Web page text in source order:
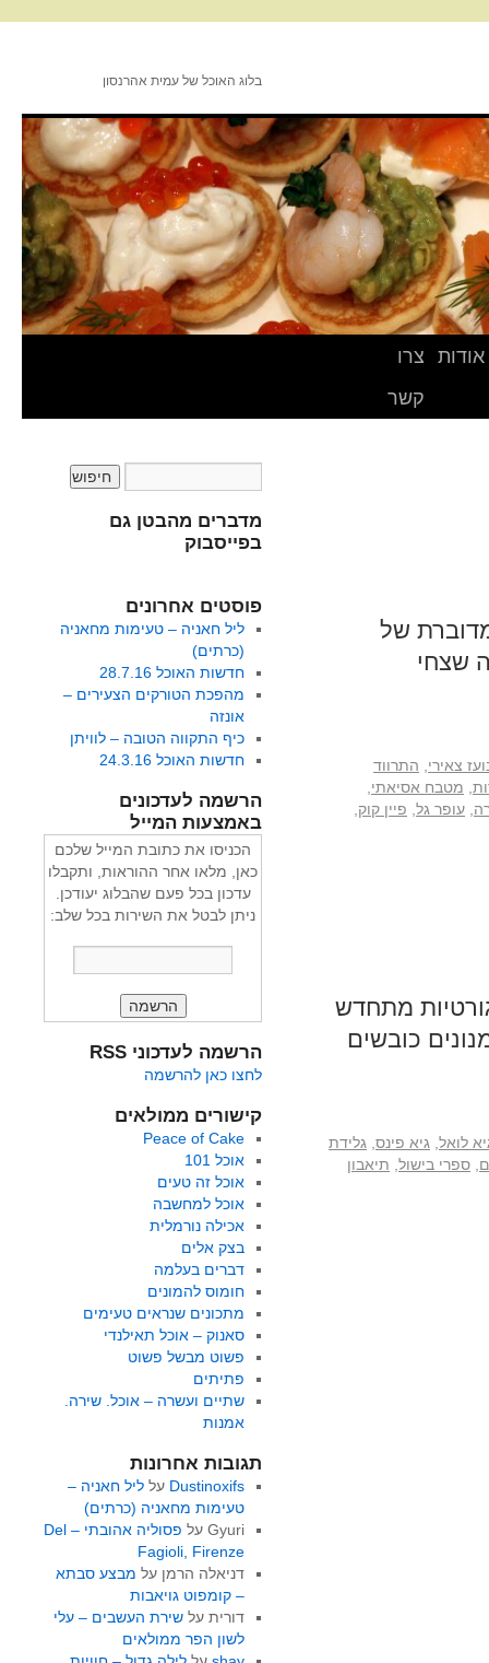
בלוג האוכל של עמית אהרנסון
אודות
צרו
קשר
של
שצחי
צאירי
התרווד
מטבח אסיאתי
עופר גל פיין קוק
מתחדש
כובשים
לואל גיא פינס גלידת
ספרי בישול תיאבון
מדברים מהבטן גם
בפייסבוק
פוסטים אחרונים
ליל חאניה – טעימות מחאניה
(כרתים)
חדשות האוכל 28.7.16
מהפכת הטורקים הצעירים –
אונזה
כיף התקווה הטובה – לוויתן
חדשות האוכל 24.3.16
הרשמה לעדכונים
באמצעות המייל
הכניסו את כתובת המייל שלכם
כאן, מלאו אחר ההוראות, ותקבלו
עדכון בכל פעם שהבלוג יעודכן.
ניתן לבטל את השירות בכל שלב:
הרשמה לעדכוני RSS
לחצו כאן להרשמה
קישורים ממולאים
Peace of Cake
אוכל 101
אוכל זה טעים
אוכל למחשבה
אכילה נורמלית
בצק אלים
דברים בעלמה
חומוס להמונים
מתכונים שנראים טעימים
סאנוק – אוכל תאילנדי
פשוט מבשל פשוט
פתיתים
שתיים ועשרה – אוכל. שירה.
אמנות
תגובות אחרונות
Dustinoxifs על ליל חאניה –
טעימות מחאניה (כרתים)
Gyuriעל
פסוליה אהובתי – Del
Fagioli, Firenze
דניאלה הרמן על מבצע סבתא
– קומפוט גויאבות
דוריתעל שירת העשבים – עלי
לשון הפר ממולאים